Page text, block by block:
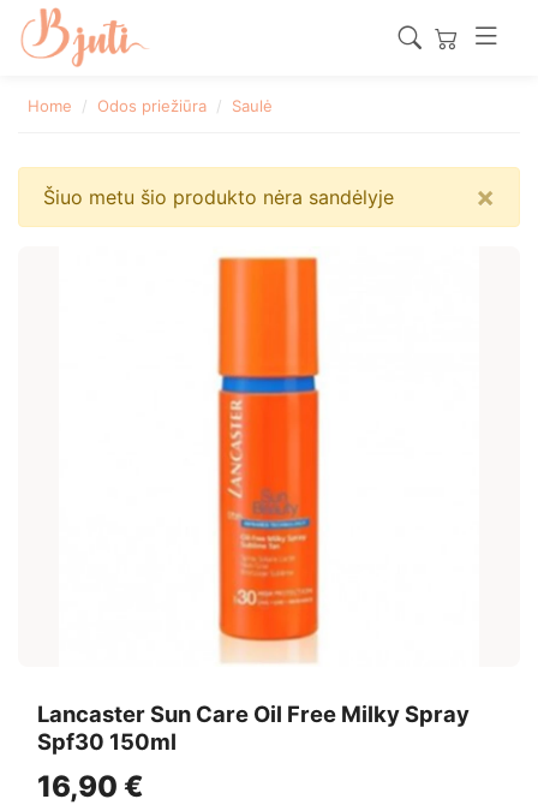
Home Odos priežiūra Saulė
Šiuo metu šio produkto nėra sandėlyje ×
Lancaster Sun Care Oil Free Milky Spray
Spf30 150ml
16,90 €